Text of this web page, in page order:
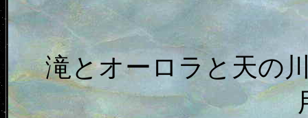
滝とオーロラと天の